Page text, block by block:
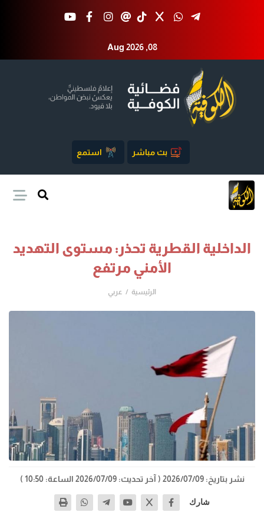
Aug 2026 ,08
بث مباشر استمع
الداخلية القطرية تحذر: مستوى التهديد
الأمني مرتفع
الرئيسية عربي
نشر بتاريخ: 2026/07/09 ( آخر تحديث: 2026/07/09 الساعة: 10:50 )
شارك